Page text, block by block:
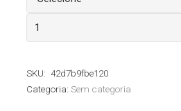
Sonda
Endotraquel
Balão
SKU: 42d7b9fbe120
Categoria: Sem categoria